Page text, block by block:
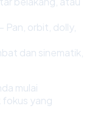
Pan, orbit, dolly,
dan sinematik,
mulai
fokus yang